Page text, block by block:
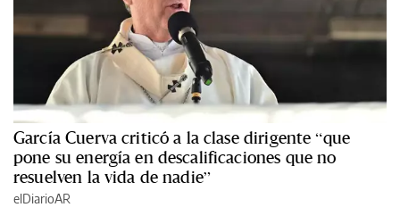
García Cuerva criticó a la clase dirigente “que
pone su energía en descalificaciones que no
resuelven la vida de nadie”
elDiarioAR